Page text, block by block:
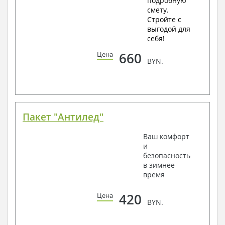
смету.
Стройте с
выгодой для
себя!
Цена 660 BYN.
Пакет "Антилед"
Ваш комфорт
и
безопасность
в зимнее
время
Цена 420 BYN.